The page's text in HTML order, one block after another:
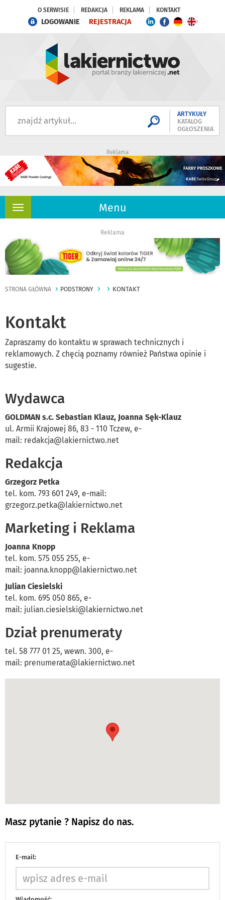
O SERWISIE REDAKCJA REKLAMA KONTAKT
LOGOWANIE REJESTRACJA
ARTYKUŁY
KATALOG
OGŁOSZENIA
Reklama
Menu
Rozwiń
Reklama
STRONA GŁÓWNA PODSTRONY KONTAKT
Kontakt
Zapraszamy do kontaktu w sprawach technicznych i
reklamowych. Z chęcią poznamy również Państwa opinie i
sugestie.
Wydawca
GOLDMAN s.c. Sebastian Klauz, Joanna Sęk-Klauz
ul. Armii Krajowej 86, 83 - 110 Tczew, e-
mail: redakcja@lakiernictwo.net
Redakcja
Grzegorz Petka
tel. kom. 793 601 249, e-mail:
grzegorz.petka@lakiernictwo.net
Marketing i Reklama
Joanna Knopp
tel. kom. 575 055 255, e-
mail: joanna.knopp@lakiernictwo.net
Julian Ciesielski
tel. kom. 695 050 865, e-
mail: julian.ciesielski@lakiernictwo.net
Dział prenumeraty
tel. 58 777 01 25, wewn. 300, e-
mail: prenumerata@lakiernictwo.net
Masz pytanie ? Napisz do nas.
E-mail: